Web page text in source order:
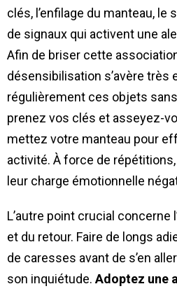
clés, l’enfilage du manteau, le
de signaux qui activent une
Afin de briser cette
désensibilisation s’avère très
régulièrement ces objets
prenez vos clés et asseyez-
mettez votre manteau pour
activité. À force de
leur charge émotionnelle
L’autre point crucial concerne
et du retour. Faire de longs
de caresses avant de s’en
son inquiétude. Adoptez une